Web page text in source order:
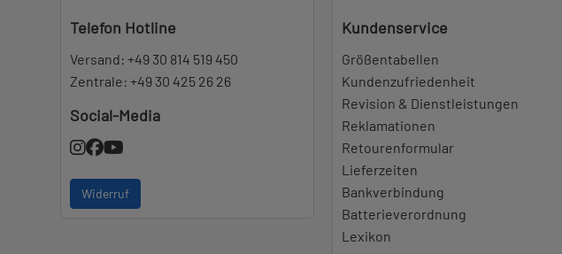
Telefon Hotline
Versand: +49 30 814 519 450
Zentrale: +49 30 425 26 26
Social-Media
Widerruf
Kundenservice
Größentabellen
Kundenzufriedenheit
Revision & Dienstleistungen
Reklamationen
Retourenformular
Lieferzeiten
Bankverbindung
Batterieverordnung
Lexikon